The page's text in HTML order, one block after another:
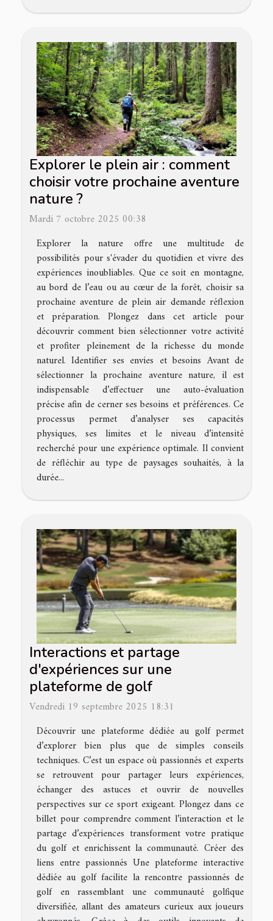
Explorer le plein air : comment
choisir votre prochaine aventure
nature ?
Mardi 7 octobre 2025 00:38
Explorer la nature offre une multitude de
possibilités pour s'évader du quotidien et vivre des
expériences inoubliables. Que ce soit en montagne,
au bord de l’eau ou au cœur de la forêt, choisir sa
prochaine aventure de plein air demande réflexion
et préparation. Plongez dans cet article pour
découvrir comment bien sélectionner votre activité
et profiter pleinement de la richesse du monde
naturel. Identifier ses envies et besoins Avant de
sélectionner la prochaine aventure nature, il est
indispensable d’effectuer une auto-évaluation
précise afin de cerner ses besoins et préférences. Ce
processus permet d’analyser ses capacités
physiques, ses limites et le niveau d’intensité
recherché pour une expérience optimale. Il convient
de réfléchir au type de paysages souhaités, à la
durée...
Interactions et partage
d'expériences sur une
plateforme de golf
Vendredi 19 septembre 2025 18:31
Découvrir une plateforme dédiée au golf permet
d’explorer bien plus que de simples conseils
techniques. C’est un espace où passionnés et experts
se retrouvent pour partager leurs expériences,
échanger des astuces et ouvrir de nouvelles
perspectives sur ce sport exigeant. Plongez dans ce
billet pour comprendre comment l’interaction et le
partage d’expériences transforment votre pratique
du golf et enrichissent la communauté. Créer des
liens entre passionnés Une plateforme interactive
dédiée au golf facilite la rencontre passionnés de
golf en rassemblant une communauté golfique
diversifiée, allant des amateurs curieux aux joueurs